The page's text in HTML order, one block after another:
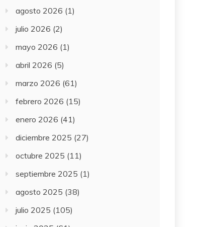
agosto 2026 (1)
julio 2026 (2)
mayo 2026 (1)
abril 2026 (5)
marzo 2026 (61)
febrero 2026 (15)
enero 2026 (41)
diciembre 2025 (27)
octubre 2025 (11)
septiembre 2025 (1)
agosto 2025 (38)
julio 2025 (105)